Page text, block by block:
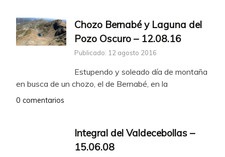
Chozo Bernabé y Laguna del
Pozo Oscuro – 12.08.16
Publicado: 12 agosto 2016
Estupendo y soleado día de montaña
en busca de un chozo, el de Bernabé, en la
0 comentarios
Integral del Valdecebollas –
15.06.08